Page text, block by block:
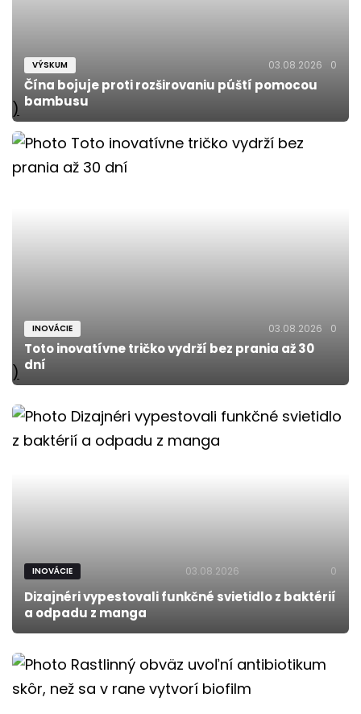
)
VÝSKUM 03.08.2026 0
Čína bojuje proti rozširovaniu púští pomocou
bambusu
)
INOVÁCIE 03.08.2026 0
Toto inovatívne tričko vydrží bez prania až 30
dní
INOVÁCIE 03.08.2026 0
Dizajnéri vypestovali funkčné svietidlo z baktérií
a odpadu z manga